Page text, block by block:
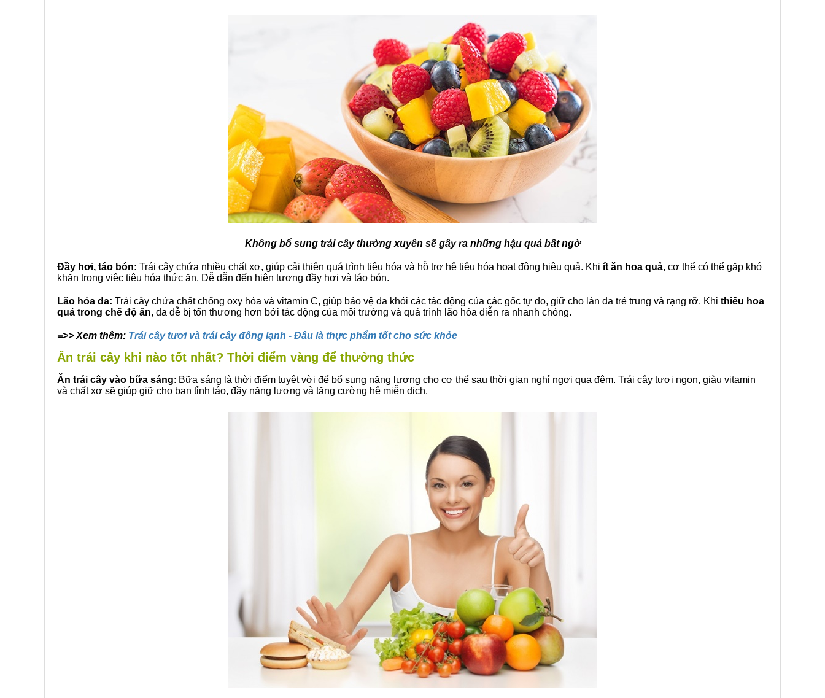
Không bổ sung trái cây thường xuyên sẽ gây ra những hậu quả bất ngờ
Đầy hơi, táo bón: Trái cây chứa nhiều chất xơ, giúp cải thiện quá trình tiêu hóa và hỗ trợ hệ tiêu hóa hoạt động hiệu quả. Khi ít ăn hoa quả, cơ thể có thể gặp khó
khăn trong việc tiêu hóa thức ăn. Dễ dẫn đến hiện tượng đầy hơi và táo bón.
Lão hóa da: Trái cây chứa chất chống oxy hóa và vitamin C, giúp bảo vệ da khỏi các tác động của các gốc tự do, giữ cho làn da trẻ trung và rạng rỡ. Khi thiếu hoa
quả trong chế độ ăn, da dễ bị tổn thương hơn bởi tác động của môi trường và quá trình lão hóa diễn ra nhanh chóng.
=>> Xem thêm: Trái cây tươi và trái cây đông lạnh - Đâu là thực phẩm tốt cho sức khỏe
Ăn trái cây khi nào tốt nhất? Thời điểm vàng để thưởng thức
Ăn trái cây vào bữa sáng: Bữa sáng là thời điểm tuyệt vời để bổ sung năng lượng cho cơ thể sau thời gian nghỉ ngơi qua đêm. Trái cây tươi ngon, giàu vitamin
và chất xơ sẽ giúp giữ cho bạn tỉnh táo, đầy năng lượng và tăng cường hệ miễn dịch.